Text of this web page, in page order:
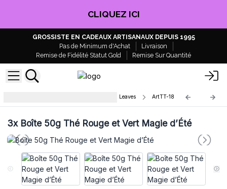
CLIQUEZ ICI
GROSSISTE EN CADEAUX ARTISANAUX DEPUIS 1995
Pas de Minimum d'Achat
Livraison
Remise de Fidélité Statut Gold
Remise Sur Quantité
Boite de Thés Artisanaux Mandala Leaves ArtTT-18
3xBoîte 50g Thé Rouge et Vert Magie d’Été